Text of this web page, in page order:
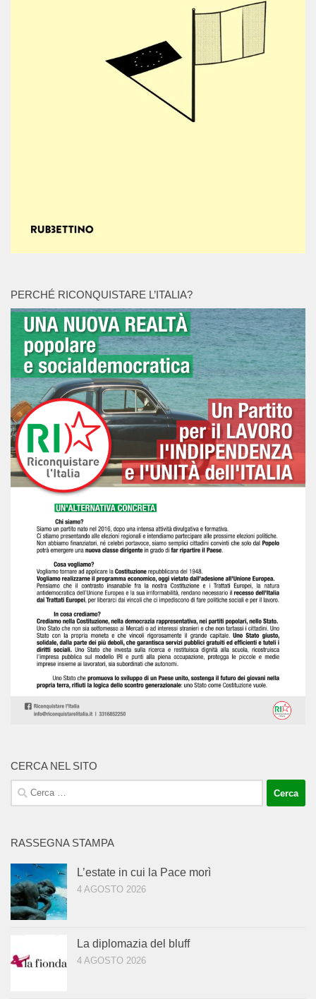
PERCHÉ RICONQUISTARE L’ITALIA?
CERCA NEL SITO
Ricerca
per:
RASSEGNA STAMPA
L’estate in cui la Pace morì
4 AGOSTO 2026
La diplomazia del bluff
4 AGOSTO 2026